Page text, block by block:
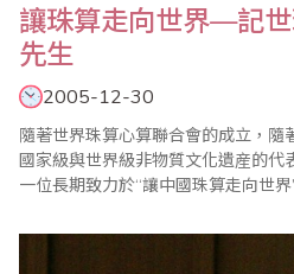
讓珠算走向世界—記
先生
2005-12-30
隨著世界珠算心算聯合會的成立，隨
國家級與世界級非物質文化遺産的代
一位長期致力於“讓中國珠算走向世
算委員會主任委員、臺灣省算學學會